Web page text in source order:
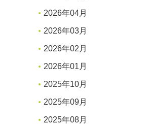
2026年04月
2026年03月
2026年02月
2026年01月
2025年10月
2025年09月
2025年08月